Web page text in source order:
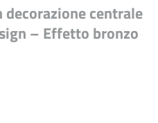
centrale
– Effetto bronzo